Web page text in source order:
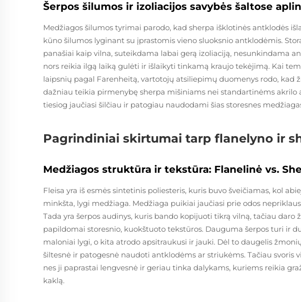
Šerpos šilumos ir izoliacijos savybės šaltose
Medžiagos šilumos tyrimai parodo, kad sherpa išklotinės antklodės
kūno šilumos lyginant su įprastomis vieno sluoksnio antklodėmis.
panašiai kaip vilna, suteikdama labai gerą izoliaciją, nesunkindama
nors reikia ilgą laiką gulėti ir išlaikyti tinkamą kraujo tekėjimą. Kai
laipsnių pagal Farenheitą, vartotojų atsiliepimų duomenys rodo, kad
dažniau teikia pirmenybę sherpa mišiniams nei standartinėms
tiesiog jaučiasi šilčiau ir patogiau naudodami šias storesnes
Pagrindiniai skirtumai tarp flanelyno ir
Medžiagos struktūra ir tekstūra: Flanelinė vs.
Fleisa yra iš esmės sintetinis poliesteris, kuris buvo šveičiamas, kol
minkšta, lygi medžiaga. Medžiaga puikiai jaučiasi prie odos
Tada yra šerpos audinys, kuris bando kopijuoti tikrą vilną, tačiau daro
papildomai storesnio, kuokštuoto tekstūros. Dauguma šerpos turi ir
maloniai lygi, o kita atrodo apsitraukusi ir jauki. Dėl to daugelis
šiltesnė ir patogesnė naudoti antklodėms ar striukėms. Tačiau svoris
nes ji paprastai lengvesnė ir geriau tinka dalykams, kuriems reikia
kaklą.